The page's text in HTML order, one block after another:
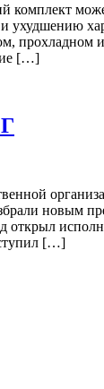
ухудшению
[…]
новым
открыл
[…]